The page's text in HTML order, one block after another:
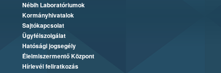
Nébih Laboratóriumok
Kormányhivatalok
Sajtókapcsolat
Ügyfélszolgálat
Hatósági jogsegély
Élelmiszermentő Központ
Hírlevél feliratkozás